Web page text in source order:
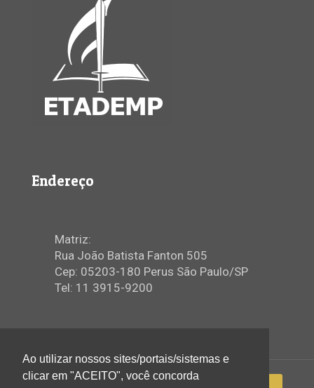
Endereço
Matriz:
Rua João Batista Fanton 505
Cep: 05203-180 Perus São Paulo/SP
Tel: 11 3915-9200
Ao utilizar nossos sites/portais/sistemas e
clicar em "ACEITO", você concorda